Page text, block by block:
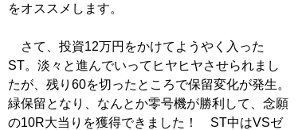
をオススメします。
さて、投資12万円をかけてようやく入った
ST。淡々と進んでいってヒヤヒヤさせられまし
たが、残り60を切ったところで保留変化が発生。
緑保留となり、なんとか零号機が勝利して、念願
の10R大当りを獲得できました！ ST中はVSゼ